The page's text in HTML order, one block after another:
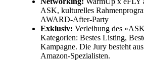
ASK, kulturelles
AWARD-After-Party
Exklusiv:Verleihung des
Kategorien: Bestes Listing,
Kampagne. Die Jury besteht
Amazon-Spezialisten.